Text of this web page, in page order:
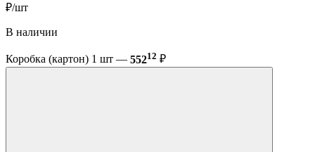
₽/шт
В наличии
Коробка (картон) 1 шт — 55212 ₽